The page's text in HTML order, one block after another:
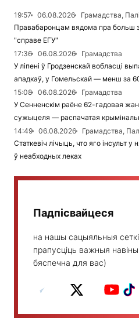
19:57 06.08.2026
Грамадства,
Правабаронцам вядома пра больш
"справе ЕГУ"
17:36
06.08.2026
Грамадства
У ліпені ў Гродзенскай вобласці
ападкаў, у Гомельскай — менш за
15:08
06.08.2026
Грамадства
У Сенненскім раёне 62-гадовая
сужыцеля — распачатая
14:49
06.08.2026
Грамадства,
Статкевіч лічыць, что яго інсульт
ў неабходных леках
Падпісвайцеся
на нашы сацыяльныя
прапусціць важныя навіны
бяспечна для вас)